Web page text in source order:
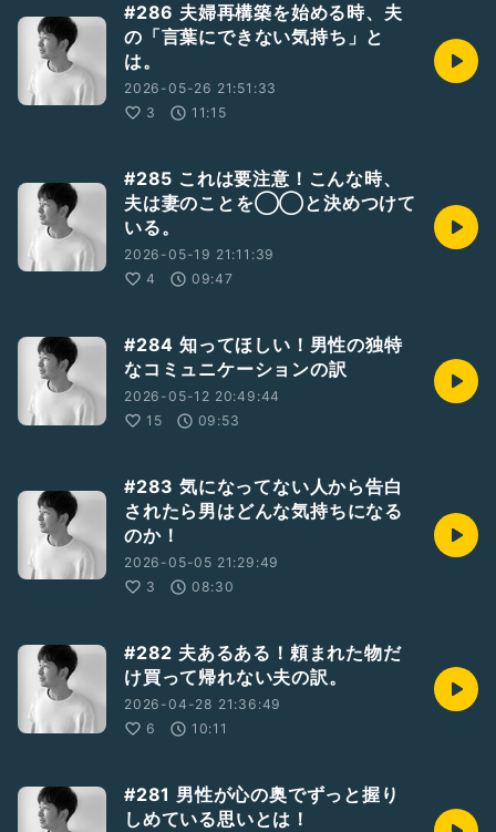
#286 夫婦再構築を始める時、夫
の「言葉にできない気持ち」と
は。
2026-05-26 21:51:33
3
11:15
#285 これは要注意！こんな時、
夫は妻のことを◯◯と決めつけて
いる。
2026-05-19 21:11:39
4
09:47
#284 知ってほしい！男性の独特
なコミュニケーションの訳
2026-05-12 20:49:44
15
09:53
#283 気になってない人から告白
されたら男はどんな気持ちになる
のか！
2026-05-05 21:29:49
3
08:30
#282 夫あるある！頼まれた物だ
け買って帰れない夫の訳。
2026-04-28 21:36:49
6
10:11
#281 男性が心の奥でずっと握り
しめている思いとは！